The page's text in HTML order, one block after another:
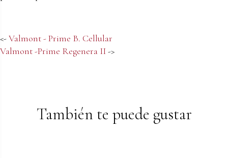
<-Valmont - Prime B. Cellular
Valmont -Prime Regenera II->
También te puede gustar